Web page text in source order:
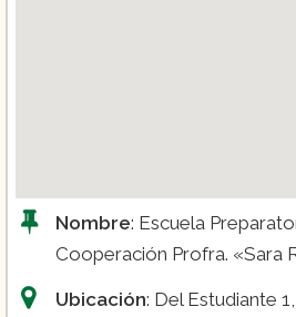
Nombre: Escuela
Cooperación Profra. «Sara
Ubicación: Del Estudiante